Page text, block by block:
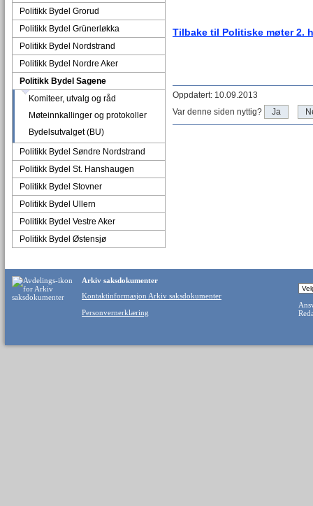
Politikk Bydel Grorud
Politikk Bydel Grünerløkka
Politikk Bydel Nordstrand
Politikk Bydel Nordre Aker
Politikk Bydel Sagene
Komiteer, utvalg og råd
Møteinnkallinger og protokoller
Bydelsutvalget (BU)
Politikk Bydel Søndre Nordstrand
Politikk Bydel St. Hanshaugen
Politikk Bydel Stovner
Politikk Bydel Ullern
Politikk Bydel Vestre Aker
Politikk Bydel Østensjø
Tilbake til Politiske møter 2.
Oppdatert: 10.09.2013
Var denne siden nyttig?
Ja
Arkiv saksdokumenter
Kontaktinformasjon Arkiv saksdokumenter
Personvernerklæring